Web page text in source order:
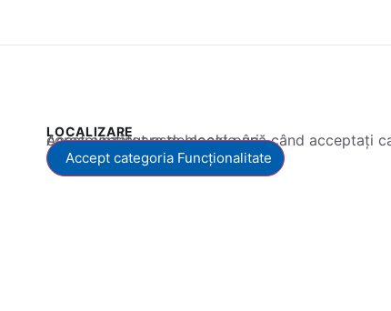
LOCALIZARE
Acest conținut este blocat până când acceptați categoria corespunzătoare de cookie-uri.
Accept categoria Funcționalitate